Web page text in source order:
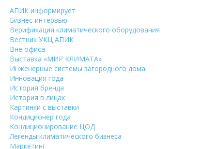
АПИК информирует
Бизнес-интервью
Верификация климатического оборудования
Вестник УКЦ АПИК
Вне офиса
Выставка «МИР КЛИМАТА»
Инженерные системы загородного дома
Инновация года
История бренда
История в лицах
Картинки с выставки
Кондиционер года
Кондиционирование ЦОД
Легенды климатического бизнеса
Маркетинг